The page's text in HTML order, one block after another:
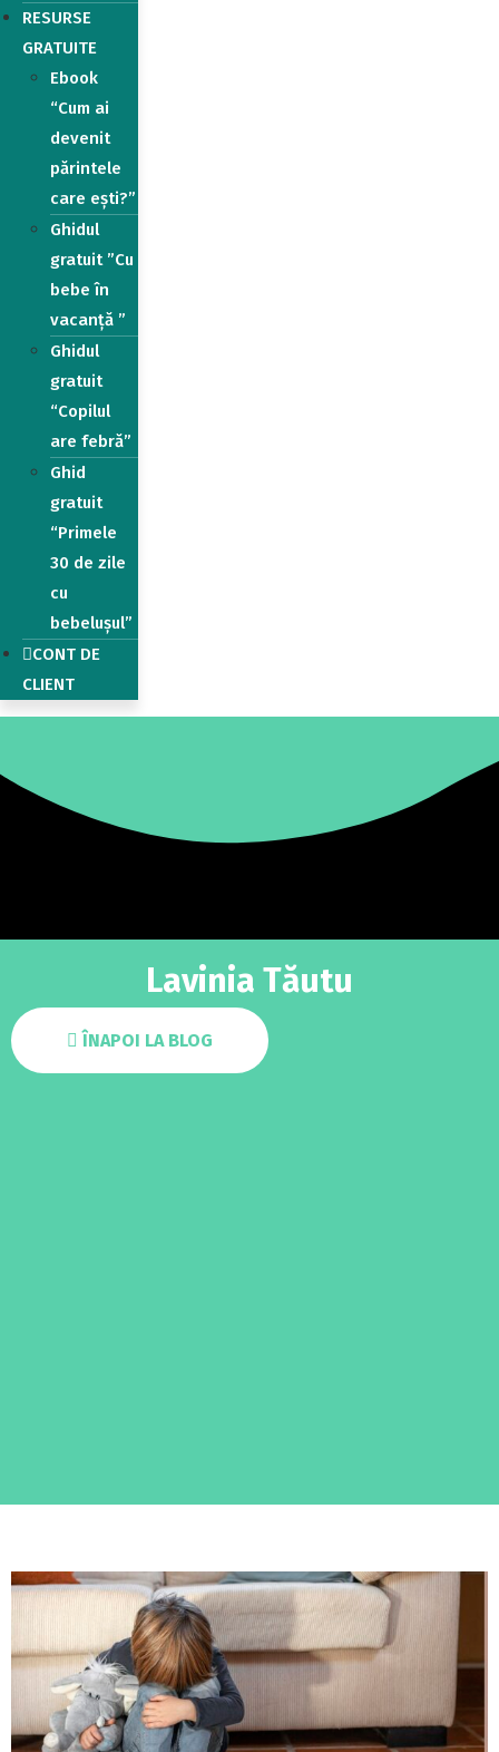
RESURSE
GRATUITE
Ebook
“Cum ai
devenit
părintele
care ești?”
Ghidul
gratuit ”Cu
bebe în
vacanță ”
Ghidul
gratuit
“Copilul
are febră”
Ghid
gratuit
“Primele
30 de zile
cu
bebelușul”
CONT DE
CLIENT
Lavinia Tăutu
ÎNAPOI LA BLOG